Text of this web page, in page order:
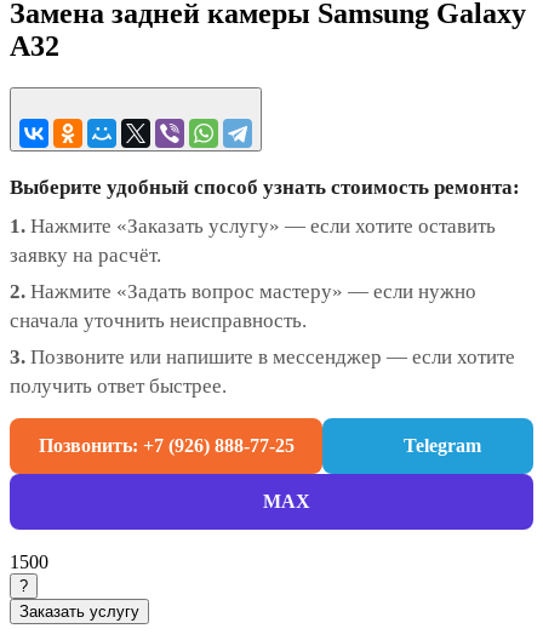
Замена задней камеры Samsung Galaxy
A32
Выберите удобный способ узнать стоимость ремонта:
1. Нажмите «Заказать услугу» — если хотите оставить
заявку на расчёт.
2. Нажмите «Задать вопрос мастеру» — если нужно
сначала уточнить неисправность.
3. Позвоните или напишите в мессенджер — если хотите
получить ответ быстрее.
Позвонить: +7 (926) 888-77-25 Telegram
MAX
1500
?
Заказать услугу